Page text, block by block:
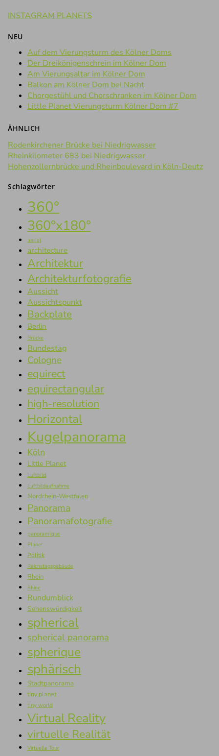
INSTAGRAM PLANETS
NEU
Auf dem Vierungsturm des Kölner Doms
Der Dreikönigenschrein im Kölner Dom
Am Vierungsaltar im Kölner Dom
Balkon am Kölner Dom bei Nacht
Chorgestühl und Chorschranken im Kölner Dom
Little Planet Vierungsturm Kölner Dom #7
ÄHNLICH
Rodenkirchener Brücke bei Niedrigwasser
Rheinkilometer 683 bei Niedrigwasser
Hohenzollernbrücke und Rheinboulevard in Köln-Deutz
Schlagwörter
360°
360°x180°
aerial
architecture
Architektur
Architekturfotografie
Aussicht
Aussichtspunkt
Backplate
Berlin
Brücke
Bundestag
Cologne
equirect
equirectangular
high-resolution
Horizontal
Kugelpanorama
Köln
Little Planet
Luftbild
Luftbildaufnahme
Nordrhein-Westfalen
Panorama
Panoramafotografie
panoramique
Planet
Politik
Reichstagsgebäude
Rhein
Rhine
Rundumblick
Sehenswürdigkeit
spherical
spherical panorama
spherique
sphärisch
Stadtpanorama
tiny planet
tiny world
Virtual Reality
virtuelle Realität
Virtuelle Tour